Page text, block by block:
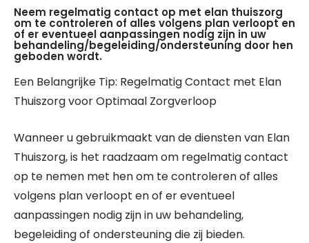
Neem regelmatig contact op met elan thuiszorg
om te controleren of alles volgens plan verloopt en
of er eventueel aanpassingen nodig zijn in uw
behandeling/begeleiding/ondersteuning door hen
geboden wordt.
Een Belangrijke Tip: Regelmatig Contact met Elan
Thuiszorg voor Optimaal Zorgverloop
Wanneer u gebruikmaakt van de diensten van Elan
Thuiszorg, is het raadzaam om regelmatig contact
op te nemen met hen om te controleren of alles
volgens plan verloopt en of er eventueel
aanpassingen nodig zijn in uw behandeling,
begeleiding of ondersteuning die zij bieden.